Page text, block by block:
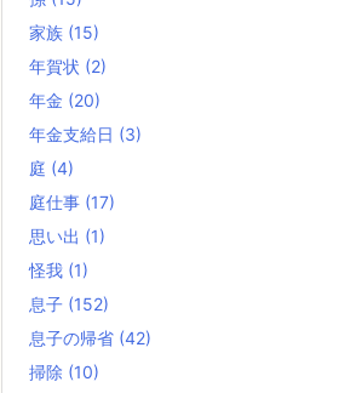
家族 (15)
年賀状 (2)
年金 (20)
年金支給日 (3)
庭 (4)
庭仕事 (17)
思い出 (1)
怪我 (1)
息子 (152)
息子の帰省 (42)
掃除 (10)